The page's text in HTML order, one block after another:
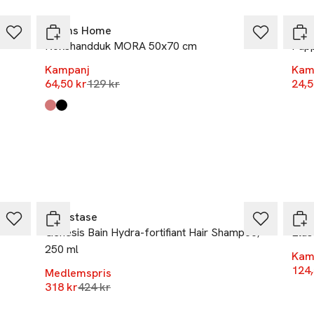
Åhléns Home
Kökshandduk MORA 50x70 cm
Kampanj
64,50 krLägsta pris 30 dagar
129 kr
Produkten finns i färgerna:
Red,
Black
Kérastase
Genesis Bain Hydra-fortifiant Hair Shampoo,
250 ml
Medlemspris
318 krLägsta pris 30 dagar
424 kr